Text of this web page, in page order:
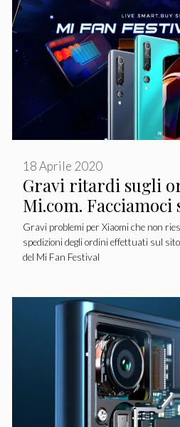
Gravi ritardi sugli
Mi.com. Facciamoci
18 Aprile 2020
Gravi problemi per Xiaomi che non
spedizioni degli ordini effettuati sul
del Mi Fan Festival